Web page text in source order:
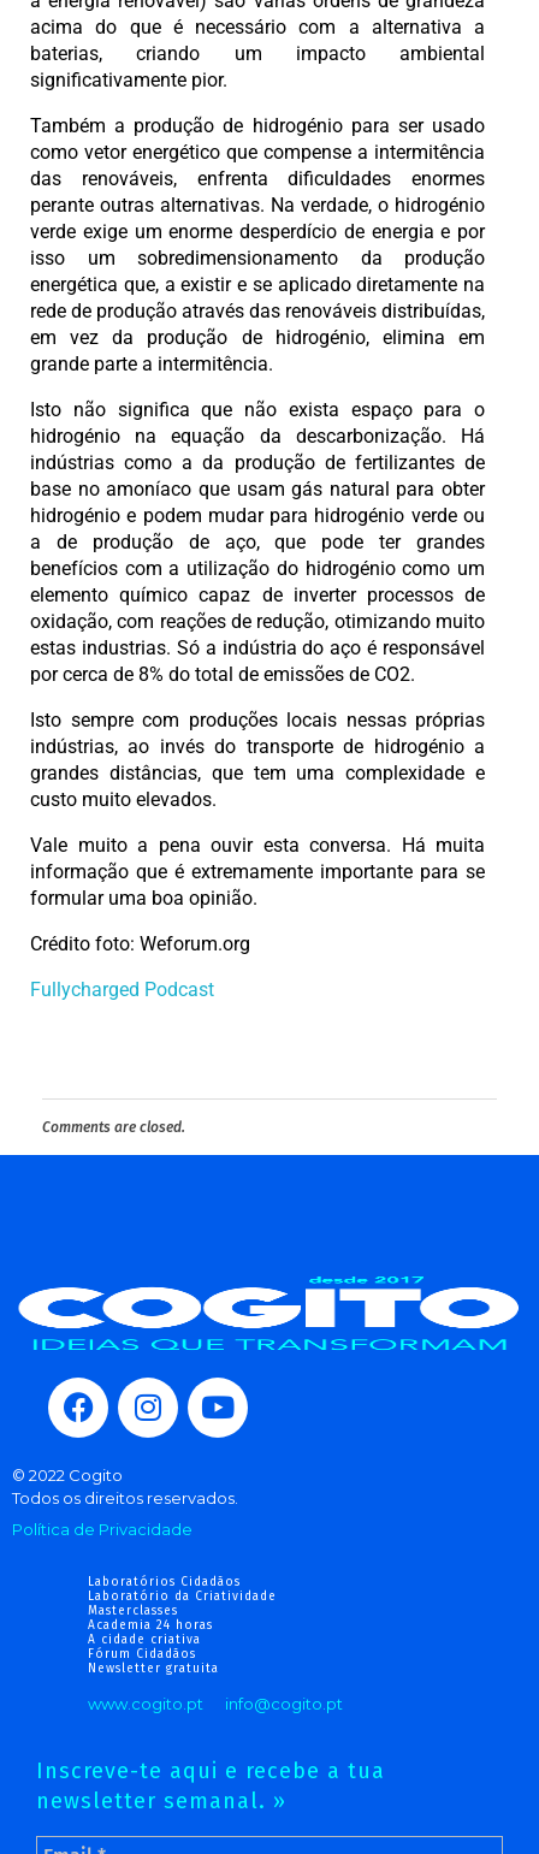
acima do que é necessário com a alternativa a
baterias, criando um impacto ambiental
significativamente pior.
Também a produção de hidrogénio para ser usado
como vetor energético que compense a intermitência
das renováveis, enfrenta dificuldades enormes
perante outras alternativas. Na verdade, o hidrogénio
verde exige um enorme desperdício de energia e por
isso um sobredimensionamento da produção
energética que, a existir e se aplicado diretamente na
rede de produção através das renováveis distribuídas,
em vez da produção de hidrogénio, elimina em
grande parte a intermitência.
Isto não significa que não exista espaço para o
hidrogénio na equação da descarbonização. Há
indústrias como a da produção de fertilizantes de
base no amoníaco que usam gás natural para obter
hidrogénio e podem mudar para hidrogénio verde ou
a de produção de aço, que pode ter grandes
benefícios com a utilização do hidrogénio como um
elemento químico capaz de inverter processos de
oxidação, com reações de redução, otimizando muito
estas industrias. Só a indústria do aço é responsável
por cerca de 8% do total de emissões de CO2.
Isto sempre com produções locais nessas próprias
indústrias, ao invés do transporte de hidrogénio a
grandes distâncias, que tem uma complexidade e
custo muito elevados.
Vale muito a pena ouvir esta conversa. Há muita
informação que é extremamente importante para se
formular uma boa opinião.
Crédito foto: Weforum.org
Fullycharged Podcast
Comments are closed.
© 2022 Cogito
Todos os direitos reservados.
Política de Privacidade
Laboratórios Cidadãos
Laboratório da Criatividade
Masterclasses
Academia 24 horas
A cidade criativa
Fórum Cidadãos
Newsletter gratuita
www.cogito.pt info@cogito.pt
Inscreve-te aqui e recebe a tua
newsletter semanal. »